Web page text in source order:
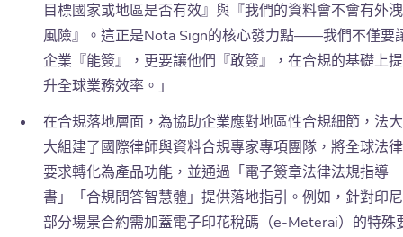
目標國家或地區是否有效』與『我們的資料會不會有外洩
風險』。這正是Nota Sign的核心發力點——我們不僅要
企業『能簽』，更要讓他們『敢簽』，在合規的基礎上提
升全球業務效率。」
在合規落地層面，為協助企業應對地區性合規細節，法大
大組建了國際律師與資料合規專家專項團隊，將全球法律
要求轉化為產品功能，並通過「電子簽章法律法規指導
書」「合規問答智慧體」提供落地指引。例如，針對印尼
部分場景合約需加蓋電子印花稅碼（e-Meterai）的特殊